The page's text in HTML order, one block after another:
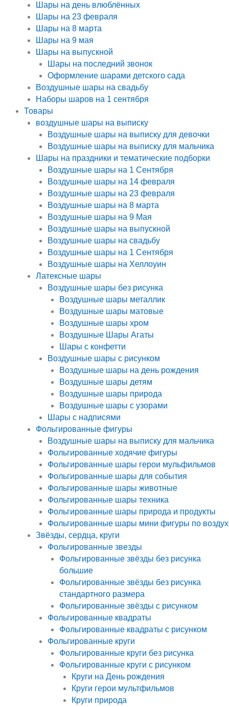
Шары на день влюблённых
Шары на 23 февраля
Шары на 8 марта
Шары на 9 мая
Шары на выпускной
Шары на последний звонок
Оформление шарами детского сада
Воздушные шары на свадьбу
Наборы шаров на 1 сентября
Товары
воздушные шары на выписку
Воздушные шары на выписку для девочки
Воздушные шары на выписку для мальчика
Шары на праздники и тематические подборки
Воздушные шары на 1 Сентября
Воздушные шары на 14 февраля
Воздушные шары на 23 февраля
Воздушные шары на 8 марта
Воздушные шары на 9 Мая
Воздушные шары на выпускной
Воздушные шары на свадьбу
Воздушные шары на 1 Сентября
Воздушные шары на Хеллоуин
Латексные шары
Воздушные шары без рисунка
Воздушные шары металлик
Воздушные шары матовые
Воздушные шары хром
Воздушные Шары Агаты
Шары с конфетти
Воздушные шары с рисунком
Воздушные шары на день рождения
Воздушные шары детям
Воздушные шары природа
Воздушные шары с узорами
Шары с надписями
Фольгированные фигуры
Воздушные шары на выписку для мальчика
Фольгированные ходячие фигуры
Фольгированные шары герои мульфильмов
Фольгированные шары для события
Фольгированные шары животные
Фольгированные шары техника
Фольгированные шары природа и продукты
Фольгированные шары мини фигуры по воздух
Звёзды, сердца, круги
Фольгированные звезды
Фольгированные звёзды без рисунка
большие
Фольгированные звёзды без рисунка
стандартного размера
Фольгированные звёзды с рисунком
Фольгированные квадраты
Фольгированные квадраты с рисунком
Фольгированные круги
Фольгированные круги без рисунка
Фольгированные круги с рисунком
Круги на День рождения
Круги герои мультфильмов
Круги природа